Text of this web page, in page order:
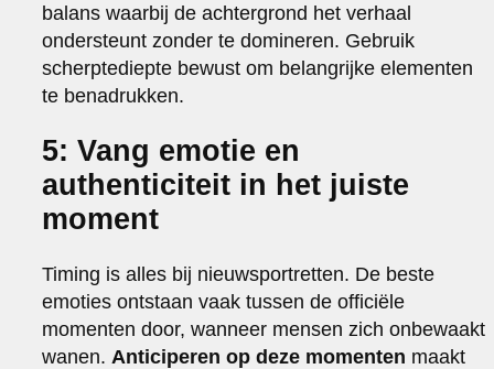
balans waarbij de achtergrond het verhaal
ondersteunt zonder te domineren. Gebruik
scherptediepte bewust om belangrijke elementen
te benadrukken.
5: Vang emotie en
authenticiteit in het juiste
moment
Timing is alles bij nieuwsportretten. De beste
emoties ontstaan vaak tussen de officiële
momenten door, wanneer mensen zich onbewaakt
wanen. Anticiperen op deze momenten maakt